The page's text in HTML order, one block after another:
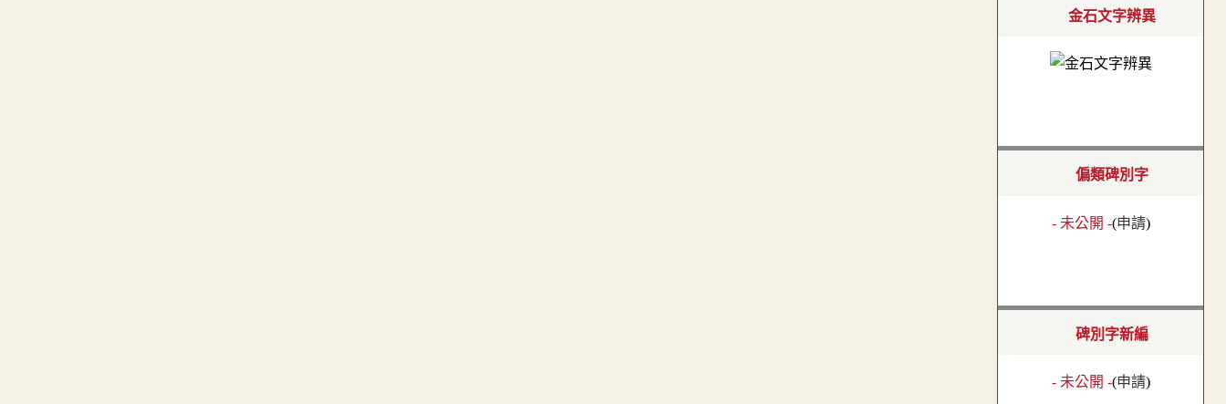
金石文字辨異
偏類碑別字
- 未公開 -(申請)
碑別字新編
- 未公開 -(申請)